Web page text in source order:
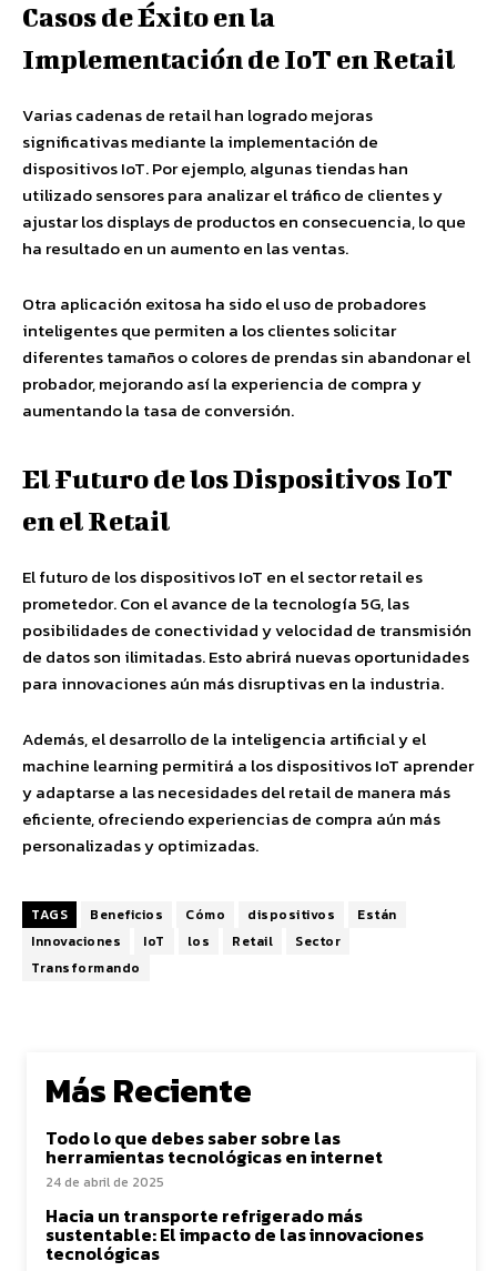
Casos de Éxito en la
Implementación de IoT en Retail
Varias cadenas de retail han logrado mejoras
significativas mediante la implementación de
dispositivos IoT. Por ejemplo, algunas tiendas han
utilizado sensores para analizar el tráfico de clientes y
ajustar los displays de productos en consecuencia, lo que
ha resultado en un aumento en las ventas.
Otra aplicación exitosa ha sido el uso de probadores
inteligentes que permiten a los clientes solicitar
diferentes tamaños o colores de prendas sin abandonar el
probador, mejorando así la experiencia de compra y
aumentando la tasa de conversión.
El Futuro de los Dispositivos IoT
en el Retail
El futuro de los dispositivos IoT en el sector retail es
prometedor. Con el avance de la tecnología 5G, las
posibilidades de conectividad y velocidad de transmisión
de datos son ilimitadas. Esto abrirá nuevas oportunidades
para innovaciones aún más disruptivas en la industria.
Además, el desarrollo de la inteligencia artificial y el
machine learning permitirá a los dispositivos IoT aprender
y adaptarse a las necesidades del retail de manera más
eficiente, ofreciendo experiencias de compra aún más
personalizadas y optimizadas.
TAGS Beneficios Cómo dispositivos
Están
Innovaciones
IoT los Retail
Sector
Transformando
Más Reciente
Todo lo que debes saber sobre las
herramientas tecnológicas en internet
24 de abril de 2025
Hacia un transporte refrigerado más
sustentable: El impacto de las innovaciones
tecnológicas